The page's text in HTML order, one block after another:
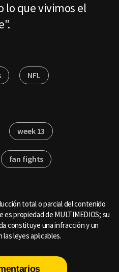
lo que vivimos el
NFL
week 13
fan fights
total o parcial del contenido
es propiedad de MULTIMEDIOS; su
constituye una infracción y un
leyes aplicables.